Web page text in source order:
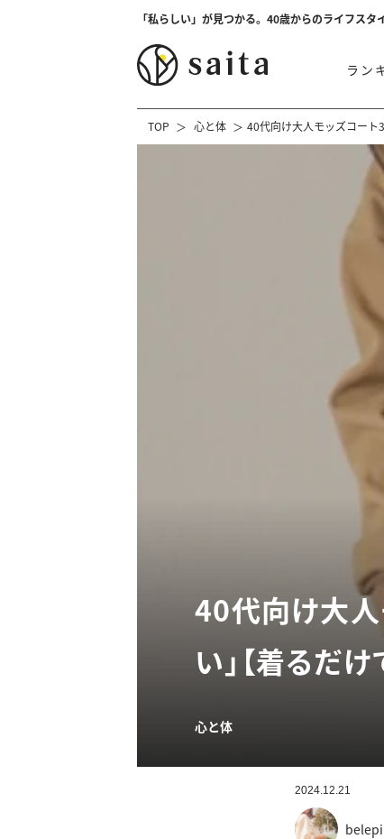
「私らしい」が見つかる。40歳からのライフスタ
ラン
TOP 心と体 40代向け大人モッズコート
40代向け大人
い」【着るだ
心と体
2024.12.21
belepi